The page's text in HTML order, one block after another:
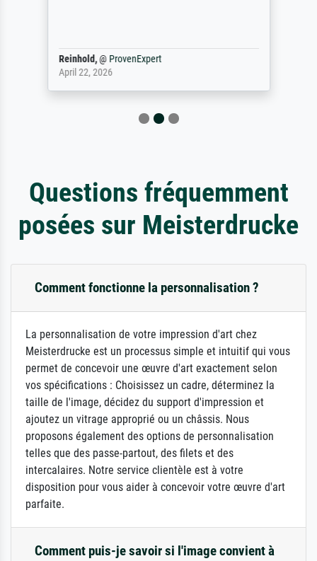
Reinhold,@ ProvenExpert
April 22, 2026
Questions fréquemment
posées sur Meisterdrucke
Comment fonctionne la personnalisation ?
La personnalisation de votre impression d'art chez
Meisterdrucke est un processus simple et intuitif qui vous
permet de concevoir une œuvre d'art exactement selon
vos spécifications : Choisissez un cadre, déterminez la
taille de l'image, décidez du support d'impression et
ajoutez un vitrage approprié ou un châssis. Nous
proposons également des options de personnalisation
telles que des passe-partout, des filets et des
intercalaires. Notre service clientèle est à votre
disposition pour vous aider à concevoir votre œuvre d'art
parfaite.
Comment puis-je savoir si l'image convient à